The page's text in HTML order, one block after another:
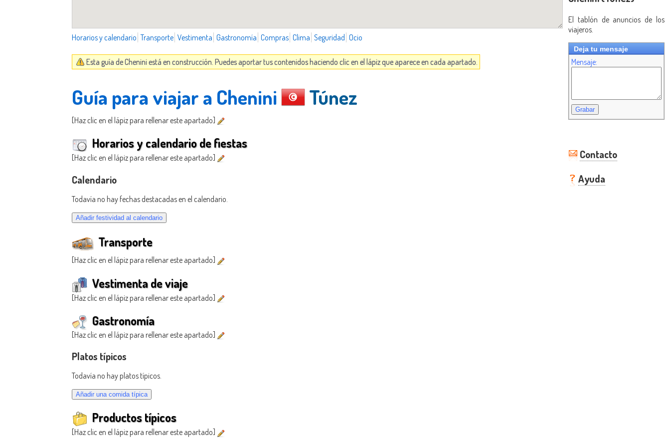
Horarios y calendario Transporte Vestimenta Gastronomía Compras Clima Seguridad Ocio
Esta guía de Chenini está en construcción. Puedes aportar tus contenidos haciendo clic en el lápiz que aparece en cada apartado.
Guía para viajar a Chenini Túnez
[Haz clic en el lápiz para rellenar este apartado]
Horarios y calendario de fiestas
[Haz clic en el lápiz para rellenar este apartado]
Calendario
Todavía no hay fechas destacadas en el calendario.
Transporte
[Haz clic en el lápiz para rellenar este apartado]
Vestimenta de viaje
[Haz clic en el lápiz para rellenar este apartado]
Gastronomía
[Haz clic en el lápiz para rellenar este apartado]
Platos típicos
Todavía no hay platos típicos.
Productos típicos
[Haz clic en el lápiz para rellenar este apartado]
El tablón de anuncios de los
viajeros.
Deja tu mensaje
Mensaje:
Contacto
Ayuda